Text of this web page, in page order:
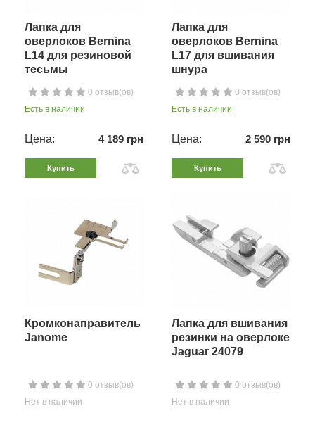
Лапка для
оверлоков Bernina
L14 для резиновой
тесьмы
0 отзыв(ов)
Есть в наличии
Цена: 4 189 грн
Купить
Лапка для
оверлоков Bernina
L17 для вшивания
шнура
0 отзыв(ов)
Есть в наличии
Цена: 2 590 грн
Купить
Кромконаправитель
Janome
0 отзыв(ов)
Нет в наличии
Лапка для вшивания
резинки на оверлоке
Jaguar 24079
0 отзыв(ов)
Нет в наличии